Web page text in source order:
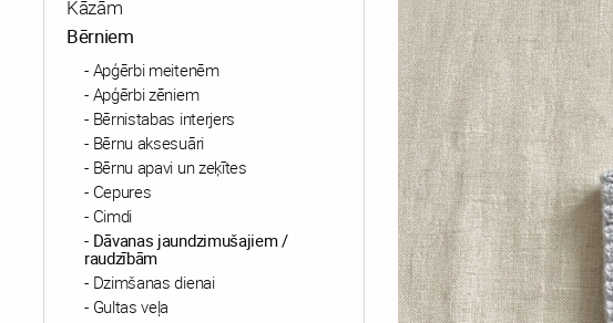
Kāzām
Bērniem
Apģērbi meitenēm
Apģērbi zēniem
Bērnistabas interjers
Bērnu aksesuāri
Bērnu apavi un zeķītes
Cepures
Cimdi
Dāvanas jaundzimušajiem /
raudzībām
Dzimšanas dienai
Gultas veļa